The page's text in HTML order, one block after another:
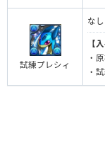
試練プレシィ
なし
【
・
・